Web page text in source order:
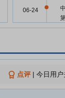
06-24
05-30
点评| 今日用